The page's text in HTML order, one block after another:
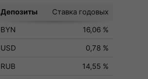
Депозиты
Ставка годовых
BYN
16,06 %
USD
0,78 %
RUB
14,55 %